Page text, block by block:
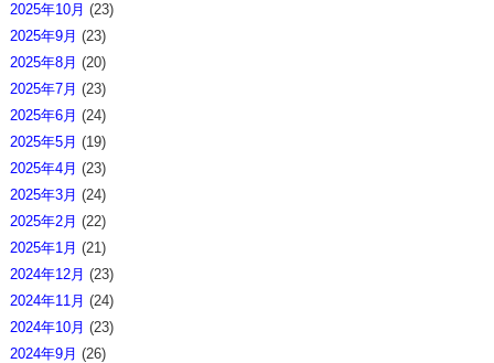
2025年10月 (23)
2025年9月 (23)
2025年8月 (20)
2025年7月 (23)
2025年6月 (24)
2025年5月 (19)
2025年4月 (23)
2025年3月 (24)
2025年2月 (22)
2025年1月 (21)
2024年12月 (23)
2024年11月 (24)
2024年10月 (23)
2024年9月 (26)